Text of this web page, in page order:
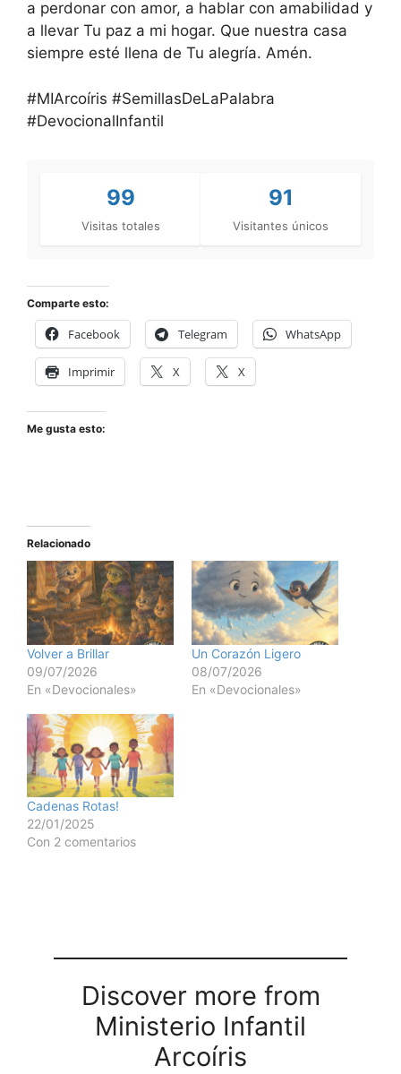
a perdonar con amor, a hablar con amabilidad y
a llevar Tu paz a mi hogar. Que nuestra casa
siempre esté llena de Tu alegría. Amén.
#MIArcoíris #SemillasDeLaPalabra
#DevocionalInfantil
99
Visitas totales
91
Visitantes únicos
Comparte esto:
Facebook Telegram WhatsApp
Imprimir X X
Me gusta esto:
Relacionado
Volver a Brillar
09/07/2026
En «Devocionales»
Un Corazón Ligero
08/07/2026
En «Devocionales»
Cadenas Rotas!
22/01/2025
Con 2 comentarios
Discover more from
Ministerio Infantil
Arcoíris